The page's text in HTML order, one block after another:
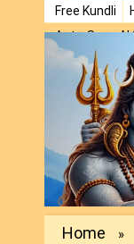
Free Kundli
AstroSage AI
Home »